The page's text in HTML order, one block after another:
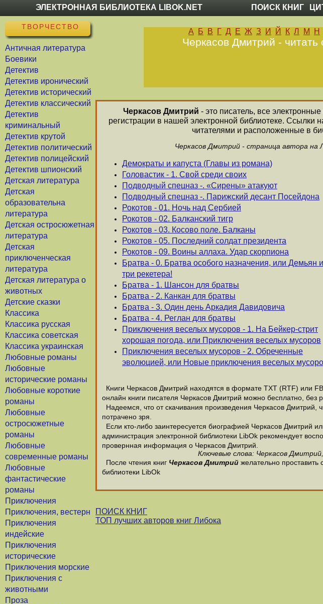
ЭЛЕКТРОННАЯ БИБЛИОТЕКА LIBOK.NET ПОИСК КНИГ
ТВОРЧЕСТВО
Античная литература
Боевики
Детектив
Детектив иронический
Детектив исторический
Детектив классический
Детектив
криминальный
Детектив крутой
Детектив политический
Детектив полицейский
Детектив шпионский
Детская литература
Детская
образовательна
литература
Детская остросюжетная
литература
Детская
приключенческая
литература
Детская литература о
животных
Детские сказки
Классика
Классика русская
Классика советская
Классика украинская
Любовные романы
Любовные
исторические романы
Любовные короткие
романы
Любовные
остросюжетные
романы
Любовные
современные романы
Любовные
фантастические
романы
Приключения
Приключения, вестерн
Приключения
индейские
Приключения
исторические
Приключения морские
Приключения с
животными
Проза
А Б В Г Д Е Ж З И Й К Л М Н
Черкасов Дмитрий - читать
Черкасов Дмитрий - это писатель, все
регистрации в нашей электронной библиотеке.
читателями и расположенные в
Черкасов Дмитрий - страница автора на
Демократы и капуста (Главы из романа)
Головастик - 1. Свой среди своих
Подводный спецназ -. «Сирены» атакуют
Подводный спецназ -. Парижский десант Посейдона
Рокотов - 01. Ночь над Cербией
Рокотов - 02. Балканский тигр
Рокотов - 03. Косово поле. Балканы
Рокотов - 05. Последний солдат президента
Рокотов - 09. Воины аллаха. Удар скорпиона
Братва - 0. Братва особого назначения, или Демьян и
три рекетера!
Братва - 1. Шансон для братвы
Братва - 2. Канкан для братвы
Братва - 3. Один день Аркадия Давидовича
Братва - 4. Реглан для братвы
Приключения веселых мусоров - 1. На Бейкер-стрит
хорошая погода, или Приключения веселых мусоров
Приключения веселых мусоров - 2. Обреченные
эволюцией, или Новые приключения веселых
Книги Черкасов Дмитрий находятся в формате ТХТ (RTF) или
онлайн книги писателя Черкасов Дмитрий можно бесплатно, без
Надеемся, что от скачивания произведения Черкасов Дмитрий,
потрачено зря.
Если кто-либо заинтересуется биографией Черкасов Дмитрий
администрация электронной библиотеки LibOk рекомендует
провернная информация о Черкасов Дмитрий.
Ключевые слова: Черкасов
После чтения книг Черкасов Дмитрий желательно проставить
библиотеки LibOk
ПОИСК КНИГ
ТОП лучших авторов книг Либока